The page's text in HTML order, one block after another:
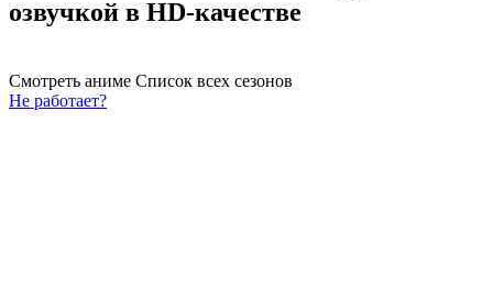
озвучкой в HD-качестве
Смотреть аниме Список всех сезонов
Не работает?